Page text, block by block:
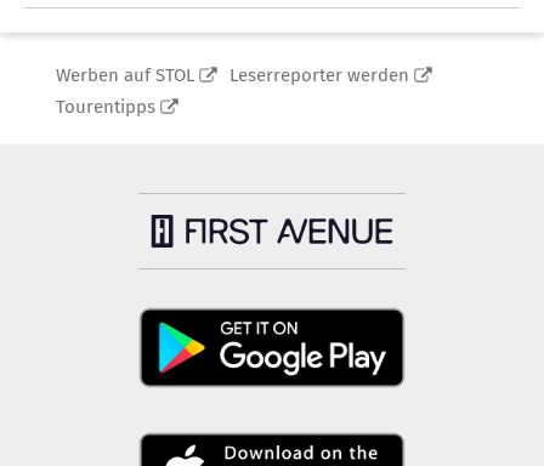
Werben auf STOL
Leserreporter werden
Tourentipps